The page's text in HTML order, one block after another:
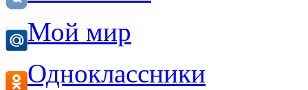
Мой мир
Одноклассники